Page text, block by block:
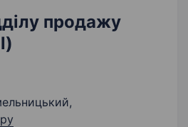
продажу